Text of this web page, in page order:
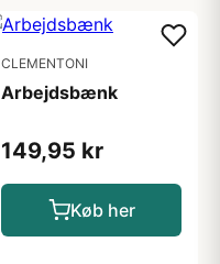
CLEMENTONI
Arbejdsbænk
149,95 kr
Køb her